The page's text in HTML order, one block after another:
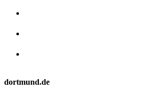
dortmund.de